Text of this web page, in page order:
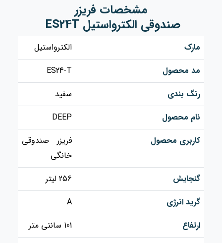
مشخصات فریزر
صندوقی الکترواستیل ES24T
مارک
الکترواستیل
مد محصول
ES24-T
رنگ بندی
سفید
نام محصول
DEEP
کاربری محصول
فریزر صندوقی
خانگی
گنجایش
256 لیتر
گرید انرژی
A
ارتفاع
101 سانتی متر